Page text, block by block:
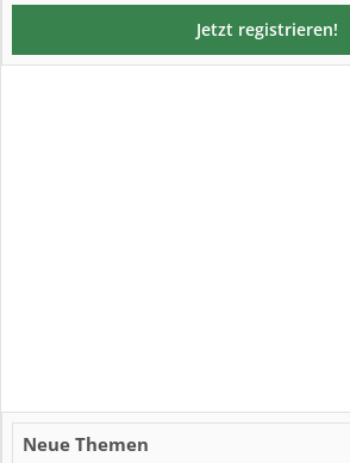
Jetzt registrieren!
Neue Themen